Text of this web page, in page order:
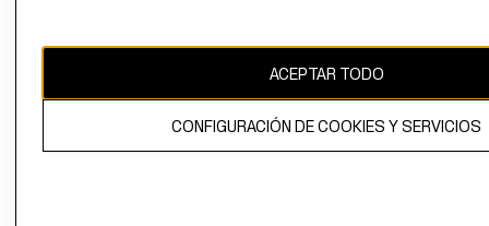
CAMBIAR REGIÓN
propiedad de H&M Hennes & Mauritz AB.
ACEPTAR TODO
CONFIGURACIÓN DE COOKIES Y SERVICIOS